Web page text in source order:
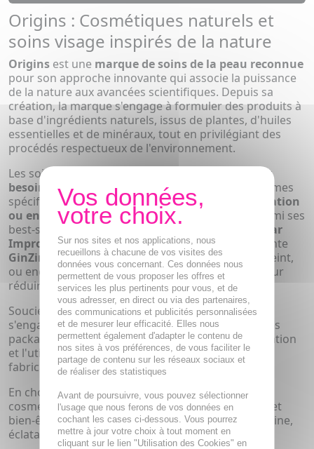
Origins : Cosmétiques naturels et
soins visage inspirés de la nature
Origins est une marque de soins de la peau reconnue
pour son approche innovante qui associe la puissance
de la nature aux avancées scientifiques. Depuis sa
création, la marque s'engage à formuler des produits à
base d'ingrédients naturels, issus de plantes, d'huiles
essentielles et de minéraux, tout en privilégiant des
procédés respectueux de l'environnement.
Les soins Origins sont conçus pour répondre
aux
besoins de tous les types de peau
, avec des gammes
spécifiques pour l'hydratation, l'éclat, la purification
ou encore la prévention des signes de l'âge.
Parmi ses
best-sellers, on retrouve le
masque purifiant Clear
Improvementau charbon actif, la crème hydratante
GinZing
qui redonne de l'énergie et de l'éclat au teint,
ou encore la gammePlantscription, formulée pour
réduire visiblement rides et ridules.
Soucieuse de son impact écologique, la marque
s'engage dans une démarche durable à travers des
packagings recyclables, une politique de reforestation
et l'utilisation d'énergies renouvelables dans la
fabrication de ses produits.
En choisissant Origins, vous optez pour une
cosmétique alliant efficacité, respect de la nature et
bien-être de la peau, afin de révéler une beauté saine,
éclatante et durable.
Sur nos sites et nos applications, nous
recueillons à chacune de vos visites des
données vous concernant. Ces données nous
permettent de vous proposer les offres et
services les plus pertinents pour vous, et de
vous adresser, en direct ou via des partenaires,
des communications et publicités personnalisées
et de mesurer leur efficacité. Elles nous
permettent également d'adapter le contenu de
nos sites à vos préférences, de vous faciliter le
partage de contenu sur les réseaux sociaux et
de réaliser des statistiques
Avant de poursuivre, vous pouvez sélectionner
l'usage que nous ferons de vos données en
cochant les cases ci-dessous. Vous pourrez
mettre à jour votre choix à tout moment en
cliquant sur le lien "Utilisation des Cookies" en